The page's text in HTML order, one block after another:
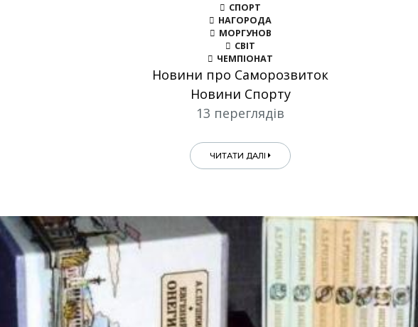
СПОРТ
НАГОРОДА
МОРГУНОВ
СВІТ
ЧЕМПІОНАТ
Новини про Саморозвиток
Новини Спорту
13 переглядів
ЧИТАТИ ДАЛІ